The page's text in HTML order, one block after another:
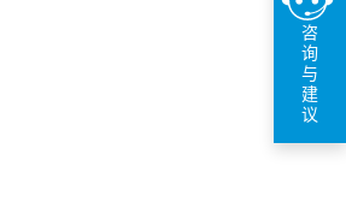
咨
询
与
建
议